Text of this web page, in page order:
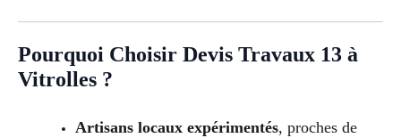
Pourquoi Choisir Devis Travaux 13 à
Vitrolles ?
Artisans locaux expérimentés, proches de